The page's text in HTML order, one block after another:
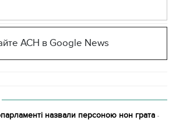
АСН в Google News
назвали персоною нон грата -